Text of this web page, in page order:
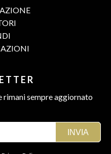
rimani sempre aggiornato